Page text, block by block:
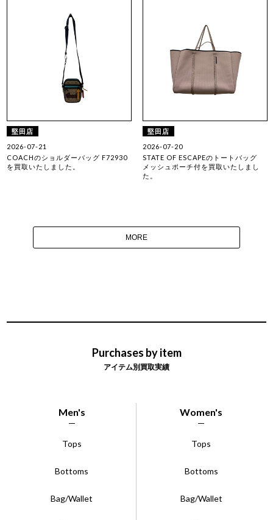
堅田店
2026-07-21
COACHのショルダーバッグ F72930
を買取いたしました。
堅田店
2026-07-20
STATE OF ESCAPEのトートバッグ
メッシュポーチ付を買取いたしまし
た。
MORE
Purchases by item
アイテム別買取実績
Men's
Tops
Bottoms
Bag/Wallet
Women's
Tops
Bottoms
Bag/Wallet